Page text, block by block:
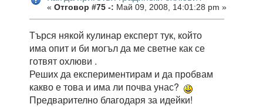
« Отговор #75 -: Май 09, 2008, 14:01:28 pm »
Търся някой кулинар експерт тук, който
има опит и би могъл да ме светне как се
готвят охлюви .
Реших да експериментирам и да пробвам
какво е това и има ли почва унас?
Предварително благодаря за идейки!